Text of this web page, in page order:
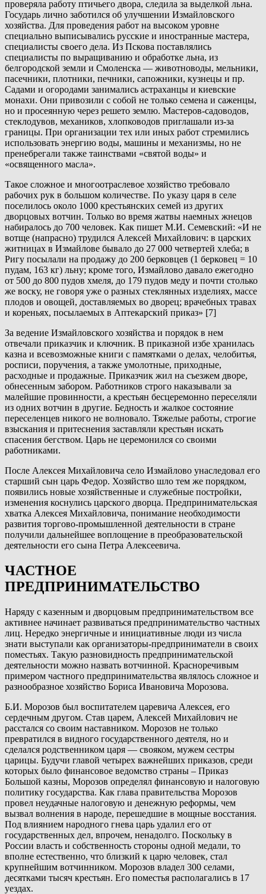
проверяла работу птичьего двора, следила за выделкой льна.
Государь лично заботился об улучшении Измайловского
хозяйства. Для проведения работ на высоком уровне
специально выписывались русские и иностранные мастера,
специалисты своего дела. Из Пскова поставлялись
специалисты по выращиванию и обработке льна, из
белгородской земли и Смоленска — животноводы, мельники,
пасечники, плотники, печники, сапожники, кузнецы и пр.
Садами и огородами занимались астраханцы и киевские
монахи. Они привозили с собой не только семена и саженцы,
но и просеянную через решето землю. Мастеров-садоводов,
стеклодувов, механиков, хлопководов приглашали из-за
границы. При организации тех или иных работ стремились
использовать энергию воды, машины и механизмы, но не
пренебрегали также таинствами «святой воды» и
«освященного масла».
Такое сложное и многоотраслевое хозяйство требовало
рабочих рук в большом количестве. По указу царя в селе
поселилось около 1000 крестьянских семей из других
дворцовых вотчин. Только во время жатвы наемных жнецов
набиралось до 700 человек. Как пишет М.И. Семевский: «И не
вотще (напрасно) трудился Алексей Михайлович: в царских
житницах в Измайлове бывало до 27 000 четвертей хлеба; в
Ригу посылали на продажу до 200 берковцев (1 берковец = 10
пудам, 163 кг) льну; кроме того, Измайлово давало ежегодно
от 500 до 800 пудов хмеля, до 179 пудов меду и почти столько
же воску, не говоря уже о разных стеклянных изделиях, массе
плодов и овощей, доставляемых во дворец; врачебных травах
и кореньях, посылаемых в Аптекарский приказ» [7]
За ведение Измайловского хозяйства и порядок в нем
отвечали приказчик и ключник. В приказной избе хранилась
казна и всевозможные книги с памятками о делах, челобитья,
росписи, поручения, а также умолотные, приходные,
расходные и продажные. Приказчик жил на съезжем дворе,
обнесенным забором. Работников строго наказывали за
малейшие провинности, а крестьян бесцеремонно переселяли
из одних вотчин в другие. Бедность и жалкое состояние
переселенцев никого не волновало. Тяжелые работы, строгие
взыскания и притеснения заставляли крестьян искать
спасения бегством. Царь не церемонился со своими
работниками.
После Алексея Михайловича село Измайлово унаследовал его
старший сын царь Федор. Хозяйство шло тем же порядком,
появились новые хозяйственные и служебные постройки,
изменения коснулись царского дворца. Предпринимательская
хватка Алексея Михайловича, понимание необходимости
развития торгово-промышленной деятельности в стране
получили дальнейшее воплощение в преобразовательской
деятельности его сына Петра Алексеевича.
ЧАСТНОЕ
ПРЕДПРИНИМАТЕЛЬСТВО
Наряду с казенным и дворцовым предпринимательством все
активнее начинает развиваться предпринимательство частных
лиц. Нередко энергичные и инициативные люди из числа
знати выступали как организаторы-предприниматели в своих
поместьях. Такую разновидность предпринимательской
деятельности можно назвать вотчинной. Красноречивым
примером частного предпринимательства являлось сложное и
разнообразное хозяйство Бориса Ивановича Морозова.
Б.И. Морозов был воспитателем царевича Алексея, его
сердечным другом. Став царем, Алексей Михайлович не
расстался со своим наставником. Морозов не только
превратился в видного государственного деятеля, но и
сделался родственником царя — свояком, мужем сестры
царицы. Будучи главой четырех важнейших приказов, среди
которых было финансовое ведомство страны – Приказ
Большой казны, Морозов определял финансовую и налоговую
политику государства. Как глава правительства Морозов
провел неудачные налоговую и денежную реформы, чем
вызвал волнения в народе, перешедшие в мощные восстания.
Под влиянием народного гнева царь удалил его от
государственных дел, впрочем, ненадолго. Поскольку в
России власть и собственность стороны одной медали, то
вполне естественно, что близкий к царю человек, стал
крупнейшим вотчинником. Морозов владел 300 селами,
десятками тысяч крестьян. Его поместья располагались в 17
уездах.